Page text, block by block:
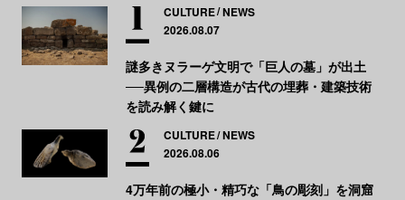
CULTURE NEWS
2026.08.07
謎多きヌラーゲ文明で「巨人の墓」が出土
──異例の二層構造が古代の埋葬・建築技術
を読み解く鍵に
CULTURE NEWS
2026.08.06
4万年前の極小・精巧な「鳥の彫刻」を洞窟